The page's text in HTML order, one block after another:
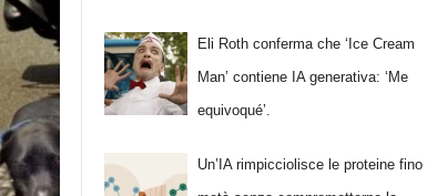
Eli Roth conferma che ‘Ice Cream
Man’ contiene IA generativa: ‘Me
equivoqué’.
Un’IA rimpicciolisce le proteine fino